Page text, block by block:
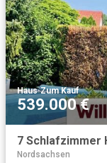
Haus·Zum Kauf
539.000 €
Nordsachsen